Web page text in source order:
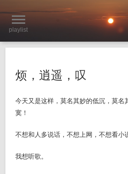
playlist
烦，逍遥，叹
今天又是这样，莫名其妙的低沉，莫名
寞！
不想和人多说话，不想上网，不想看小
我想听歌。